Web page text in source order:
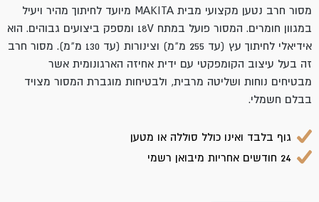
מסור חרב נטען מקצועי מבית MAKITA מיועד לחיתוך מהיר ויעיל
במגוון חומרים. המסור פועל במתח 18V ומספק ביצועים גבוהים. הוא
אידיאלי לחיתוך עץ (עד 255 מ"מ) וצינורות (עד 130 מ"מ). מסור חרב
זה בעל עיצוב הקומפקטי עם ידית אחיזה הארגונומית אשר
מבטיחים נוחות ושליטה מרבית, ולבטיחות מוגברת המסור מצויד
בבלם חשמלי.
גוף בלבד ואינו כולל סוללה או מטען
24 חודשים אחריות מיבואן רשמי